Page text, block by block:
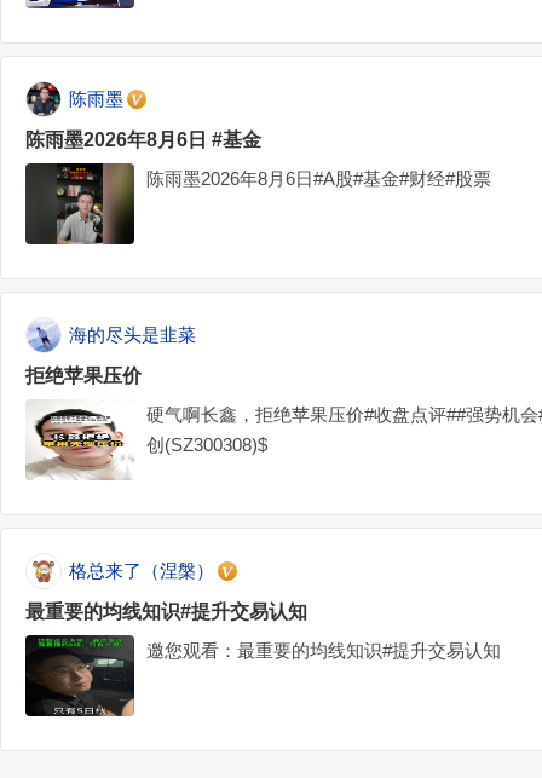
陈雨墨
陈雨墨2026年8月6日 #基金
陈雨墨2026年8月6日#A股#基金#财经#股票
海的尽头是韭菜
拒绝苹果压价
硬气啊长鑫，拒绝苹果压价#收盘点评##强势机
创(SZ300308)$
格总来了（涅槃）
最重要的均线知识#提升交易认知
邀您观看：最重要的均线知识#提升交易认知